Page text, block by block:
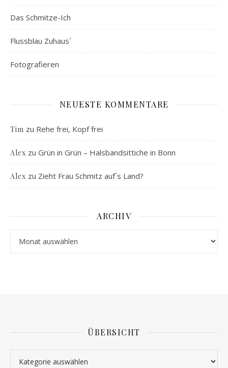
Das Schmitze-Ich
Flussblau Zuhaus´
Fotografieren
NEUESTE KOMMENTARE
Tim zu Rehe frei, Kopf frei
Alex zu Grün in Grün – Halsbandsittiche in Bonn
Alex zu Zieht Frau Schmitz auf´s Land?
ARCHIV
ÜBERSICHT